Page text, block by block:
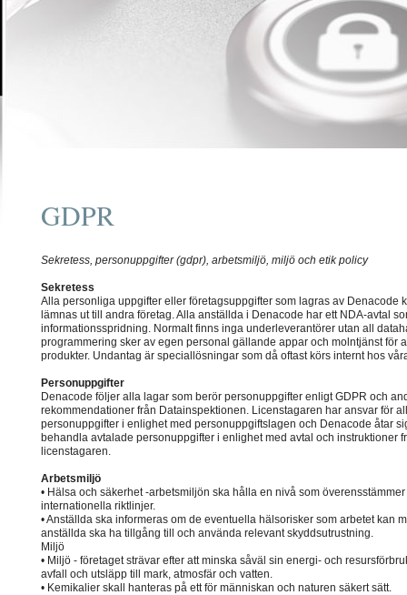
GDPR
Sekretess, personuppgifter (gdpr), arbetsmiljö, miljö och etik policy
Sekretess
Alla personliga uppgifter eller företagsuppgifter som lagras av Denacode
lämnas ut till andra företag. Alla anställda i Denacode har ett NDA-avtal
informationsspridning. Normalt finns inga underleverantörer utan all
programmering sker av egen personal gällande appar och molntjänst för
produkter. Undantag är speciallösningar som då oftast körs internt hos
Personuppgifter
Denacode följer alla lagar som berör personuppgifter enligt GDPR och
rekommendationer från Datainspektionen. Licenstagaren har ansvar för
personuppgifter i enlighet med personuppgiftslagen och Denacode åtar
behandla avtalade personuppgifter i enlighet med avtal och instruktioner
licenstagaren.
Arbetsmiljö
• Hälsa och säkerhet -arbetsmiljön ska hålla en nivå som
internationella riktlinjer.
• Anställda ska informeras om de eventuella hälsorisker som arbetet kan
anställda ska ha tillgång till och använda relevant skyddsutrustning.
Miljö
• Miljö - företaget strävar efter att minska såväl sin energi- och
avfall och utsläpp till mark, atmosfär och vatten.
• Kemikalier skall hanteras på ett för människan och naturen säkert sätt.